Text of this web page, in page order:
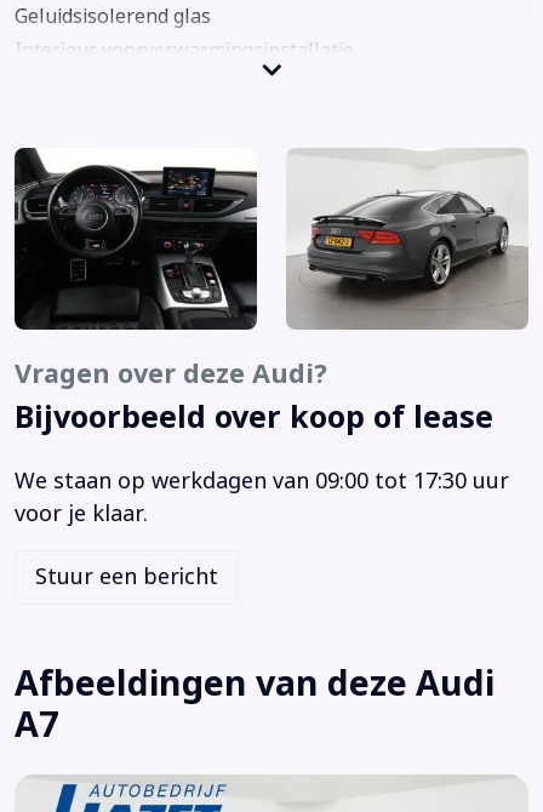
Geluidsisolerend glas
Interieur voorverwarmingsinstallatie
Metaalkleur
S Line-pakket
S Line exterieur
Voorstoelen verwarmd
Achteruitrijcamera
Adaptief demping systeem
Aluminium interieur afwerking
Anti Blokkeer Systeem
Audio installatie premium
Autotelefoon voorbereiding
Bestuurdersairbag
Buitenspiegels elektrisch verstel- en verwarmbaar
Dimlichten automatisch
Elektrisch verstelbare stoel(en) met geheugen
Vragen over deze Audi?
Bijvoorbeeld over koop of lease
We staan op werkdagen van 09:00 tot 17:30 uur
voor je klaar.
Stuur een bericht
Afbeeldingen van deze Audi
A7